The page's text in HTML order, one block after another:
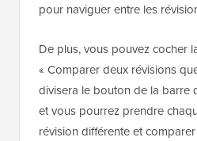
pour naviguer entre les
De plus, vous pouvez cocher
« Comparer deux révisions
divisera le bouton de la barre
et vous pourrez prendre
révision différente et